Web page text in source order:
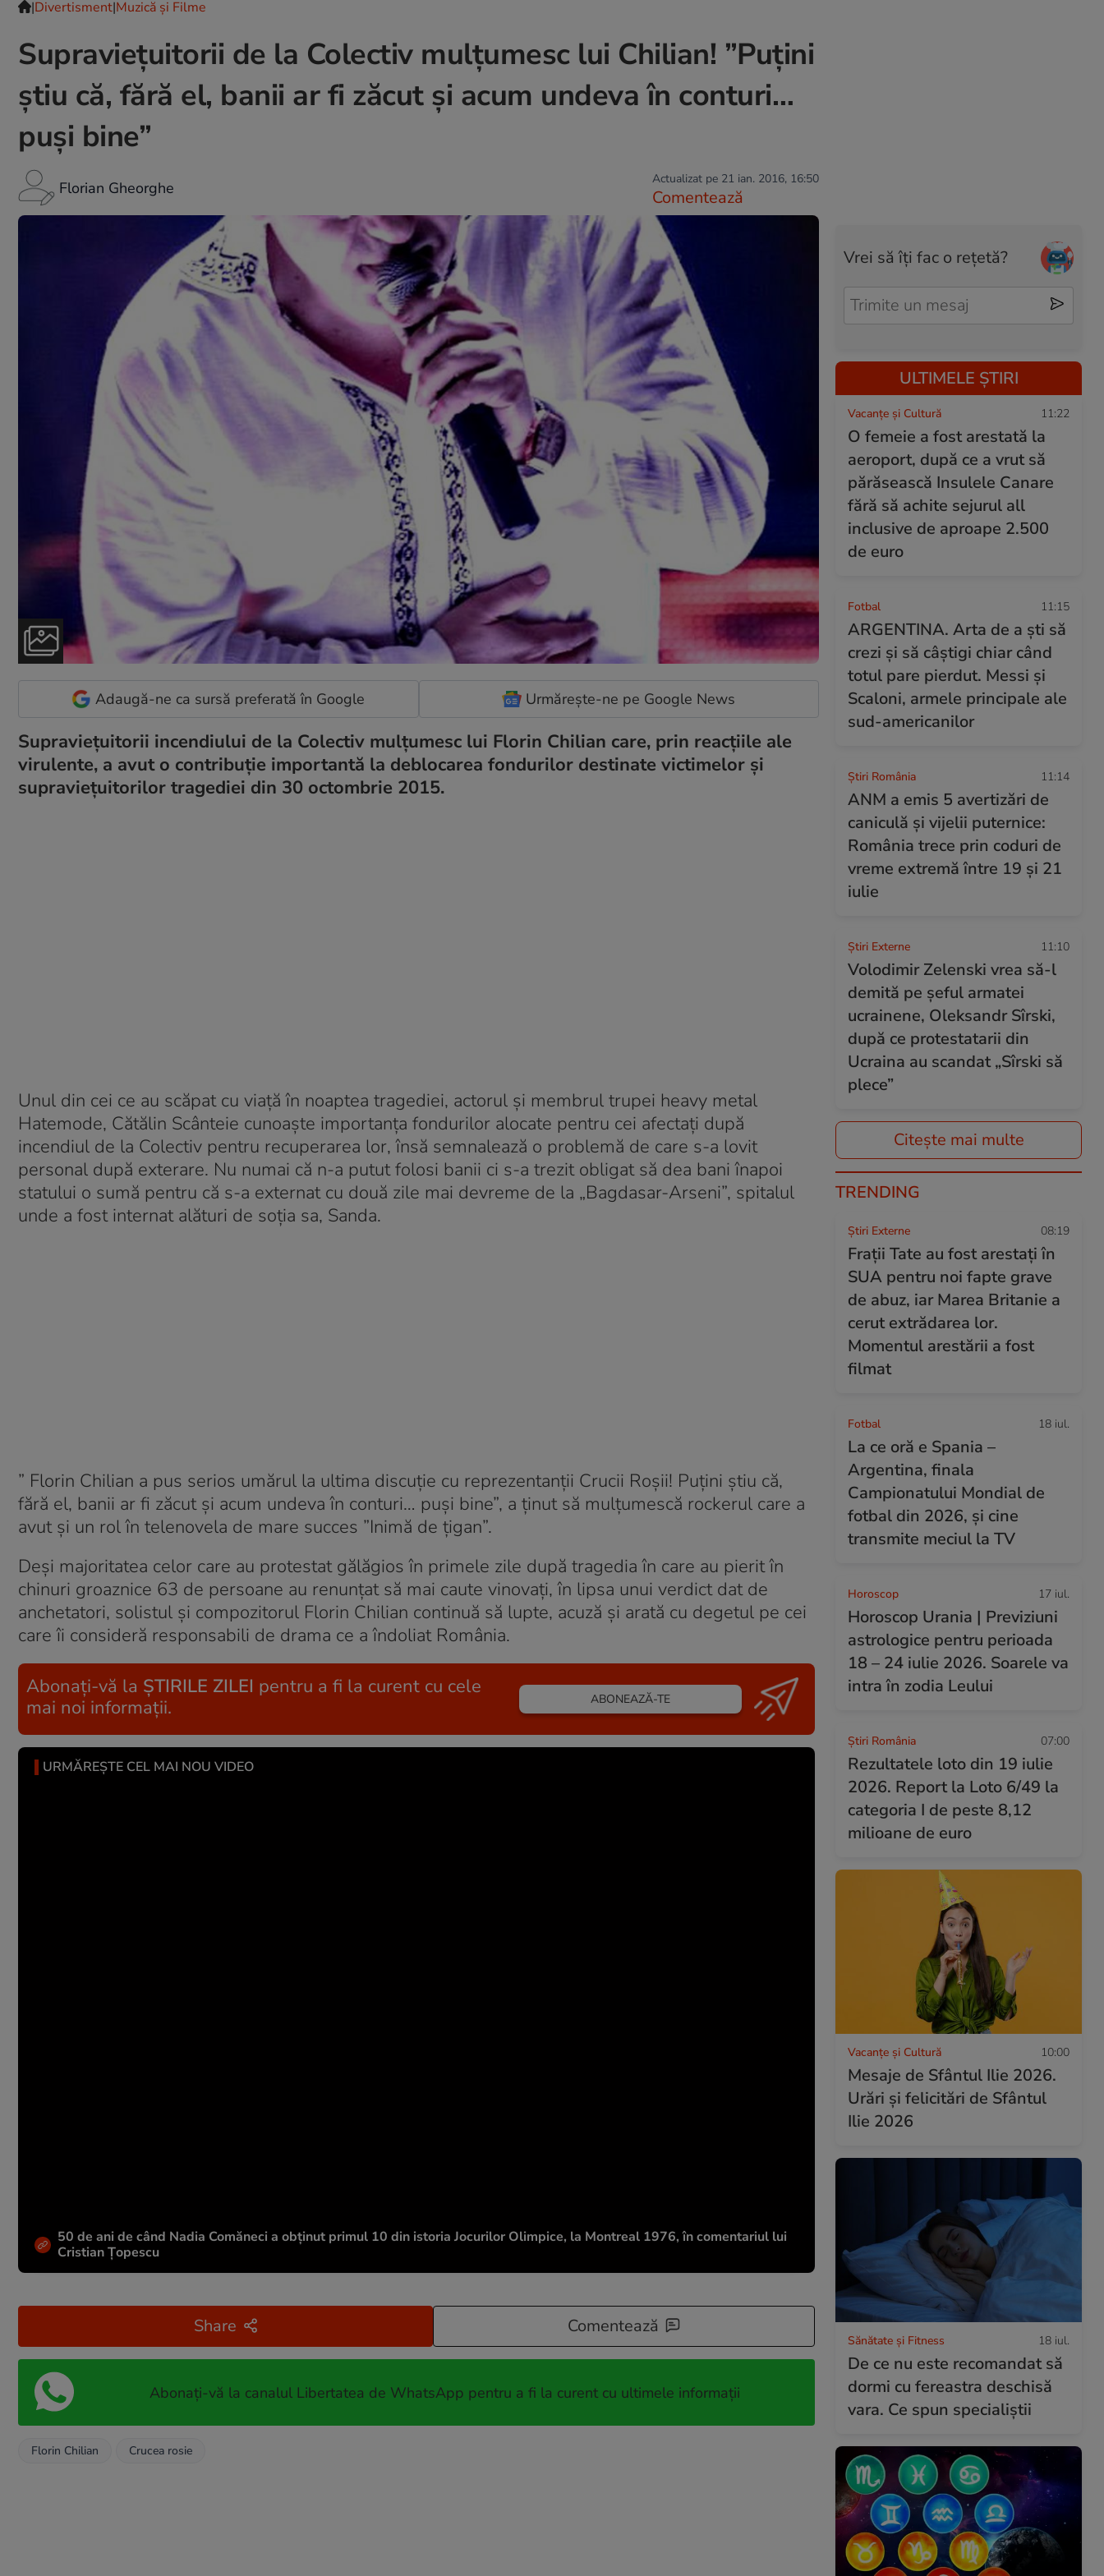
|Divertisment|Muzică și Filme
Supraviețuitorii de la Colectiv mulțumesc lui Chilian! ”Puțini
știu că, fără el, banii ar fi zăcut și acum undeva în conturi…
puși bine”
Florian Gheorghe Actualizat pe 21 ian. 2016, 16:50
Comentează
Adaugă-ne ca sursă preferată în Google Urmărește-ne pe Google News
Supraviețuitorii incendiului de la Colectiv mulțumesc lui Florin Chilian care, prin reacțiile ale
virulente, a avut o contribuție importantă la deblocarea fondurilor destinate victimelor și
supraviețuitorilor tragediei din 30 octombrie 2015.
Unul din cei ce au scăpat cu viață în noaptea tragediei, actorul și membrul trupei heavy metal
Hatemode, Cătălin Scânteie cunoaște importanța fondurilor alocate pentru cei afectați după
incendiul de la Colectiv pentru recuperarea lor, însă semnalează o problemă de care s-a lovit
personal după exterare. Nu numai că n-a putut folosi banii ci s-a trezit obligat să dea bani înapoi
statului o sumă pentru că s-a externat cu două zile mai devreme de la „Bagdasar-Arseni”, spitalul
unde a fost internat alături de soţia sa, Sanda.
” Florin Chilian a pus serios umărul la ultima discuție cu reprezentanții Crucii Roșii! Puțini știu că,
fără el, banii ar fi zăcut și acum undeva în conturi… puși bine”, a ținut să mulțumescă rockerul care a
avut și un rol în telenovela de mare succes ”Inimă de țigan”.
Deși majoritatea celor care au protestat gălăgios în primele zile după tragedia în care au pierit în
chinuri groaznice 63 de persoane au renunțat să mai caute vinovați, în lipsa unui verdict dat de
anchetatori, solistul și compozitorul Florin Chilian continuă să lupte, acuză și arată cu degetul pe cei
care îi consideră responsabili de drama ce a îndoliat România.
Abonați-vă la ȘTIRILE ZILEI pentru a fi la curent cu cele
mai noi informații.
ABONEAZĂ-TE
URMĂREȘTE CEL MAI NOU VIDEO
50 de ani de când Nadia Comăneci a obţinut primul 10 din istoria Jocurilor Olimpice, la Montreal 1976, în comentariul lui
Cristian Țopescu
Share Comentează
Abonați-vă la canalul Libertatea de WhatsApp pentru a fi la curent cu ultimele informații
Florin Chilian Crucea rosie
Vrei să îți fac o rețetă?
ULTIMELE ȘTIRI
Vacanțe și Cultură 11:22
O femeie a fost arestată la
aeroport, după ce a vrut să
părăsească Insulele Canare
fără să achite sejurul all
inclusive de aproape 2.500
de euro
Fotbal 11:15
ARGENTINA. Arta de a ști să
crezi și să câștigi chiar când
totul pare pierdut. Messi și
Scaloni, armele principale ale
sud-americanilor
Știri România 11:14
ANM a emis 5 avertizări de
caniculă și vijelii puternice:
România trece prin coduri de
vreme extremă între 19 și 21
iulie
Știri Externe 11:10
Volodimir Zelenski vrea să-l
demită pe șeful armatei
ucrainene, Oleksandr Sîrski,
după ce protestatarii din
Ucraina au scandat „Sîrski să
plece”
Citește mai multe
TRENDING
Știri Externe 08:19
Frații Tate au fost arestați în
SUA pentru noi fapte grave
de abuz, iar Marea Britanie a
cerut extrădarea lor.
Momentul arestării a fost
filmat
Fotbal 18 iul.
La ce oră e Spania –
Argentina, finala
Campionatului Mondial de
fotbal din 2026, și cine
transmite meciul la TV
Horoscop 17 iul.
Horoscop Urania | Previziuni
astrologice pentru perioada
18 – 24 iulie 2026. Soarele va
intra în zodia Leului
Știri România 07:00
Rezultatele loto din 19 iulie
2026. Report la Loto 6/49 la
categoria I de peste 8,12
milioane de euro
Vacanțe și Cultură 10:00
Mesaje de Sfântul Ilie 2026.
Urări și felicitări de Sfântul
Ilie 2026
Sănătate și Fitness 18 iul.
De ce nu este recomandat să
dormi cu fereastra deschisă
vara. Ce spun specialiștii